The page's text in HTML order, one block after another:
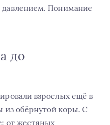
давлением. Понимание
до
взрослых ещё в
из обёрнутой коры. С
от жестяных